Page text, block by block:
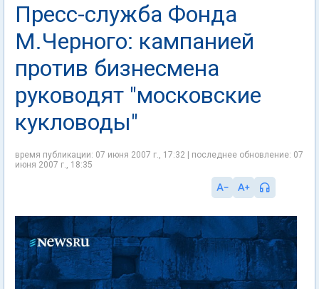
Пресс-служба Фонда
М.Черного: кампанией
против бизнесмена
руководят "московские
кукловоды"
время публикации: 07 июня 2007 г., 17:32 | последнее обновление: 07
июня 2007 г., 18:35